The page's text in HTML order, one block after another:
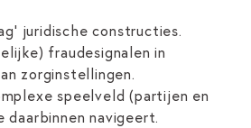
juridische constructies.
fraudesignalen in
zorginstellingen.
speelveld (partijen en
daarbinnen navigeert.